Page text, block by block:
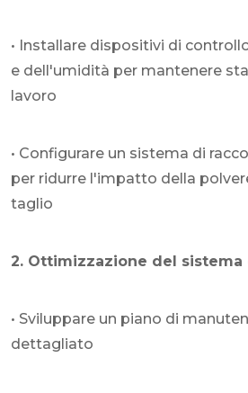
• Installare dispositivi di
e dell'umidità per mantenere
lavoro
• Configurare un sistema di
per ridurre l'impatto della
taglio
2. Ottimizzazione del
• Sviluppare un piano di
dettagliato